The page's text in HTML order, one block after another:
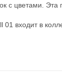
с цветами.
01 входит в